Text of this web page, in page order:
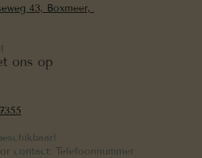
43, Boxmeer,
ons op
contact: Telefoonnummer